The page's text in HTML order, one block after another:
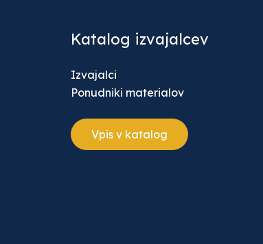
Katalog izvajalcev
Izvajalci
Ponudniki materialov
Vpis v katalog